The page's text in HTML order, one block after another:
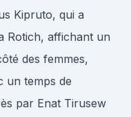
Kipruto, qui a
Rotich, affichant un
des femmes,
un temps de
par Enat Tirusew